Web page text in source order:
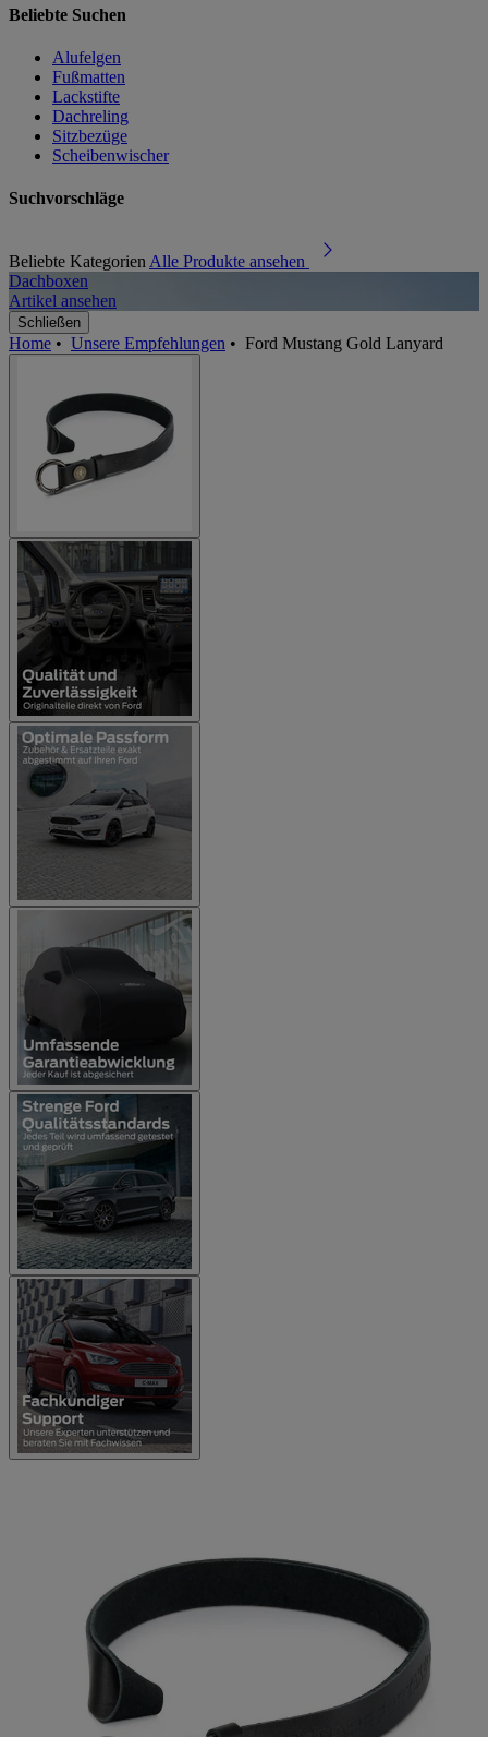
Beliebte Suchen
Alufelgen
Fußmatten
Lackstifte
Dachreling
Sitzbezüge
Scheibenwischer
Suchvorschläge
Beliebte Kategorien Alle Produkte ansehen
Dachboxen
Artikel ansehen
Schließen
Home • Unsere Empfehlungen • Ford Mustang Gold Lanyard